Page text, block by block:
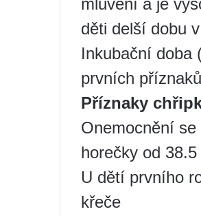
děti delší dobu
Inkubační doba
prvních
Příznaky
Onemocnění
horečky od
U dětí prvního
křeče